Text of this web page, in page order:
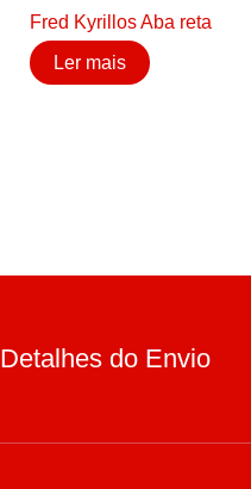
Fred Kyrillos Aba reta
Ler mais
Detalhes do Envio